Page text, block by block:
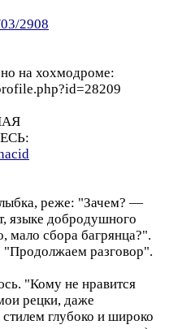
2908
на хохмодроме:
реже: "Зачем? —
языке добродушного
мало сбора багрянца?".
"Продолжаем разговор".
"Кому не нравится
рецки, даже
глубоко и широко